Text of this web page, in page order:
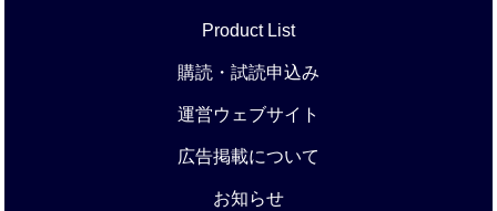
Product List
購読・試読申込み
運営ウェブサイト
広告掲載について
お知らせ